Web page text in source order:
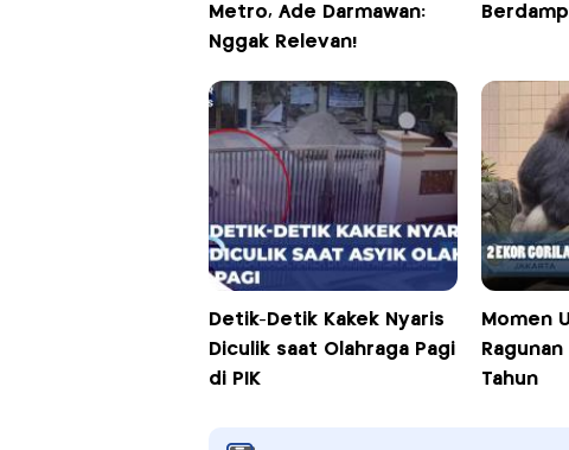
Metro, Ade Darmawan:
Nggak Relevan!
Detik-Detik Kakek Nyaris
Diculik saat Olahraga Pagi
di PIK
Momen
Tahun